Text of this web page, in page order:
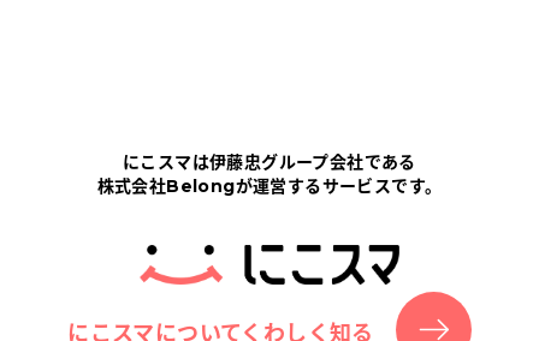
にこスマについて
サポートセンター
お客さまの声
にこスマは伊藤忠グループ会社である
株式会社Belongが運営するサービスです。
にこスマについてくわしく知る